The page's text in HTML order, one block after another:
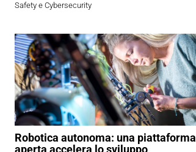
Safety e Cybersecurity
Robotica autonoma: una piattaforma
aperta accelera lo sviluppo